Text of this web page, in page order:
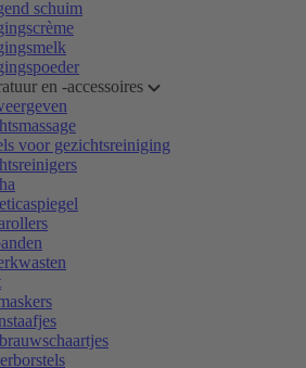
schuim
en -accessoires
voor gezichtsreiniging